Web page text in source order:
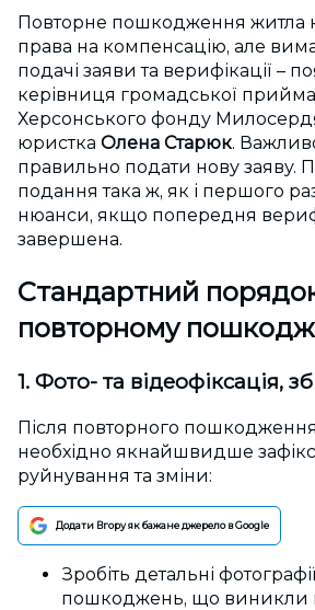
Повторне пошкодження житла
права на компенсацію, але
подачі заяви та верифікації –
керівниця громадської
Херсонського фонду
юристка Олена Старюк.
правильно подати нову заяву.
подання така ж, як і першого
нюанси, якщо попередня
завершена.
Стандартний
повторному
1. Фото- та відеофіксація,
Після повторного пошкодження
необхідно якнайшвидше
руйнування та зміни:
Додати Вгору як бажане джерело в Google
Зробіть детальні
пошкоджень, що виникли